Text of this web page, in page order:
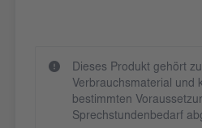
Dieses Produkt gehört
Verbrauchsmaterial und
bestimmten
Sprechstundenbedarf